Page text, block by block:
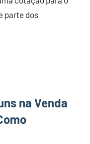
parte dos
na Venda